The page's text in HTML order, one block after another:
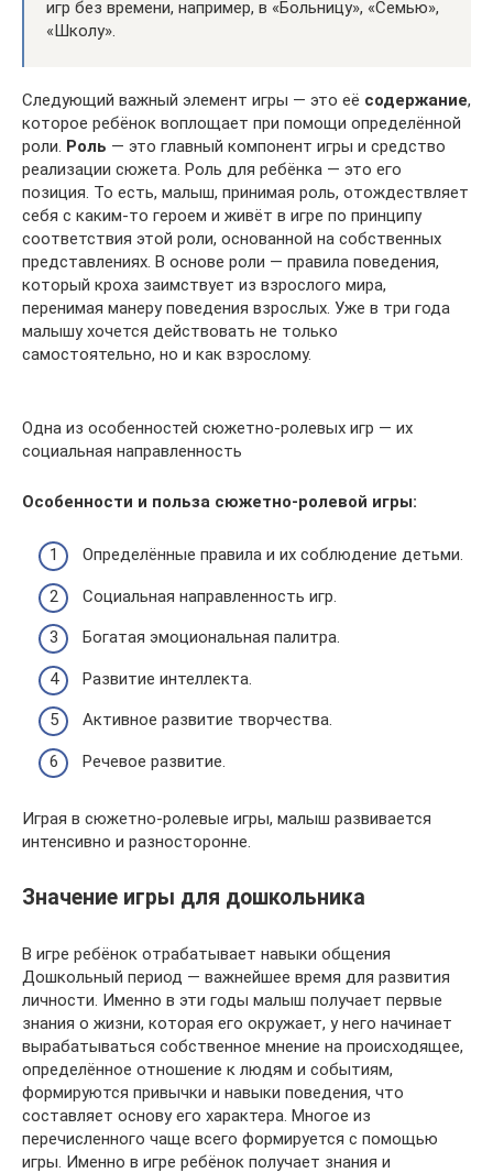
игр без времени, например, в «Больницу», «Семью»,
«Школу».
Следующий важный элемент игры — это её содержание,
которое ребёнок воплощает при помощи определённой
роли. Роль — это главный компонент игры и средство
реализации сюжета. Роль для ребёнка — это его
позиция. То есть, малыш, принимая роль, отождествляет
себя с каким-то героем и живёт в игре по принципу
соответствия этой роли, основанной на собственных
представлениях. В основе роли — правила поведения,
который кроха заимствует из взрослого мира,
перенимая манеру поведения взрослых. Уже в три года
малышу хочется действовать не только
самостоятельно, но и как взрослому.
Одна из особенностей сюжетно-ролевых игр — их
социальная направленность
Особенности и польза сюжетно-ролевой игры:
Определённые правила и их соблюдение детьми.
Социальная направленность игр.
Богатая эмоциональная палитра.
Развитие интеллекта.
Активное развитие творчества.
Речевое развитие.
Играя в сюжетно-ролевые игры, малыш развивается
интенсивно и разносторонне.
Значение игры для дошкольника
В игре ребёнок отрабатывает навыки общения
Дошкольный период — важнейшее время для развития
личности. Именно в эти годы малыш получает первые
знания о жизни, которая его окружает, у него начинает
вырабатываться собственное мнение на происходящее,
определённое отношение к людям и событиям,
формируются привычки и навыки поведения, что
составляет основу его характера. Многое из
перечисленного чаще всего формируется с помощью
игры. Именно в игре ребёнок получает знания и